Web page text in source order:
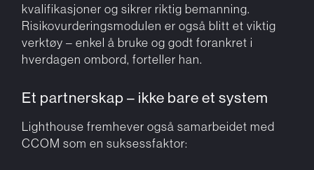
kvalifikasjoner og sikrer riktig bemanning.
Risikovurderingsmodulen er også blitt et viktig
verktøy – enkel å bruke og godt forankret i
hverdagen ombord, forteller han.
Et partnerskap – ikke bare et system
Lighthouse fremhever også samarbeidet med
CCOM som en suksessfaktor: